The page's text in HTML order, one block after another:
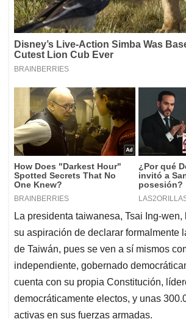
La presidenta taiwanesa, Tsai Ing-
su aspiración de declarar formalmente
de Taiwán, pues se ven a sí mismos
independiente, gobernado
cuenta con su propia Constitución,
democráticamente electos, y unas
activas en sus fuerzas armadas.